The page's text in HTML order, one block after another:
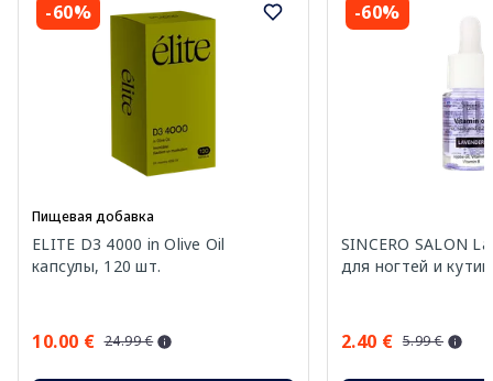
-60%
Пищевая добавка
ELITE D3 4000 in Olive Oil
капсулы, 120 шт.
10.00 € 24.99 €
-60%
SINCERO SALON
для ногтей и
2.40 € 5.99 €